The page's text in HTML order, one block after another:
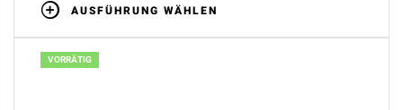
AUSFÜHRUNG WÄHLEN
VORRÄTIG